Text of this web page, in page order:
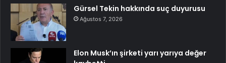
Gürsel Tekin hakkında suç duyurusu
Ağustos 7, 2026
Elon Musk’ın şirketi yarı yarıya değer